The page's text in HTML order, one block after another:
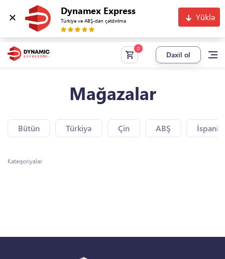
Dynamex Express
Türkiyə və ABŞ-dan çatdırılma Yüklə
Daxil ol
Mağazalar
Bütün Türkiyə Çin ABŞ
Kateqoriyalar